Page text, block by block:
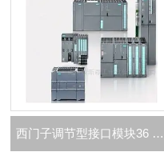
西门子调节型接口模块36 kW代理商